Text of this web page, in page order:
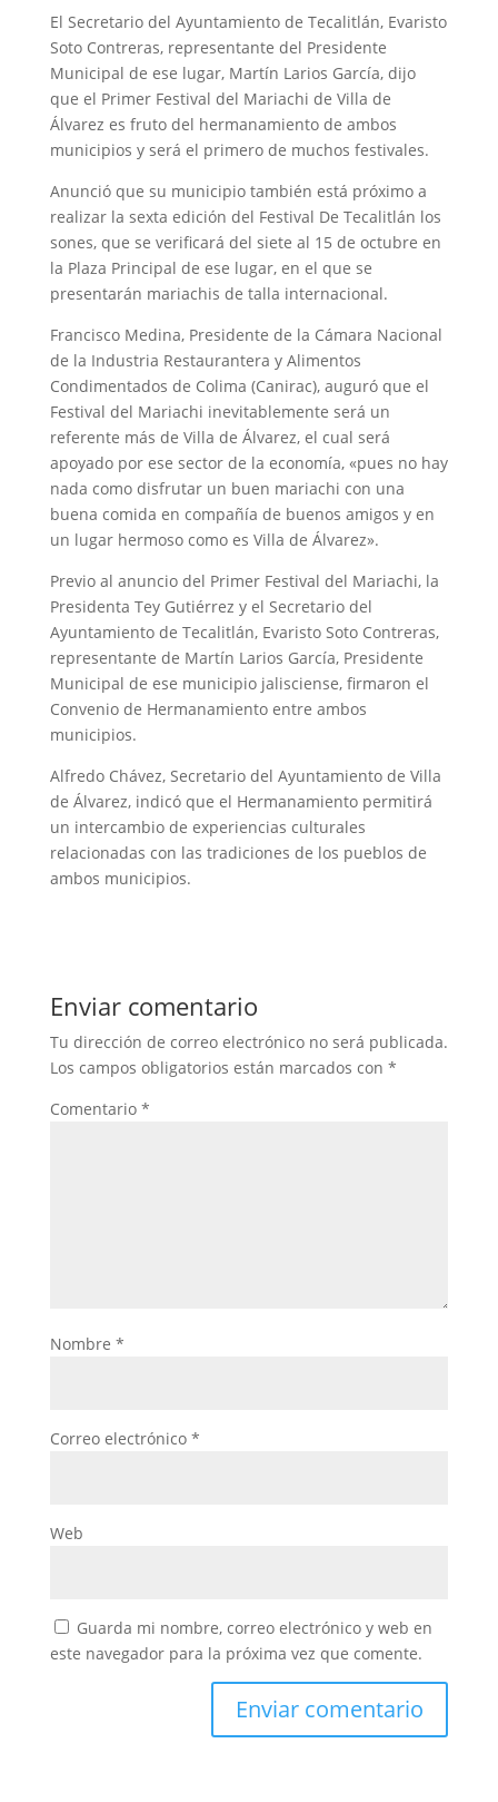
El Secretario del Ayuntamiento de Tecalitlán, Evaristo
Soto Contreras, representante del Presidente
Municipal de ese lugar, Martín Larios García, dijo
que el Primer Festival del Mariachi de Villa de
Álvarez es fruto del hermanamiento de ambos
municipios y será el primero de muchos festivales.
Anunció que su municipio también está próximo a
realizar la sexta edición del Festival De Tecalitlán los
sones, que se verificará del siete al 15 de octubre en
la Plaza Principal de ese lugar, en el que se
presentarán mariachis de talla internacional.
Francisco Medina, Presidente de la Cámara Nacional
de la Industria Restaurantera y Alimentos
Condimentados de Colima (Canirac), auguró que el
Festival del Mariachi inevitablemente será un
referente más de Villa de Álvarez, el cual será
apoyado por ese sector de la economía, «pues no hay
nada como disfrutar un buen mariachi con una
buena comida en compañía de buenos amigos y en
un lugar hermoso como es Villa de Álvarez».
Previo al anuncio del Primer Festival del Mariachi, la
Presidenta Tey Gutiérrez y el Secretario del
Ayuntamiento de Tecalitlán, Evaristo Soto Contreras,
representante de Martín Larios García, Presidente
Municipal de ese municipio jalisciense, firmaron el
Convenio de Hermanamiento entre ambos
municipios.
Alfredo Chávez, Secretario del Ayuntamiento de Villa
de Álvarez, indicó que el Hermanamiento permitirá
un intercambio de experiencias culturales
relacionadas con las tradiciones de los pueblos de
ambos municipios.
Enviar comentario
Tu dirección de correo electrónico no será publicada.
Los campos obligatorios están marcados con *
Comentario *
Nombre *
Correo electrónico *
Web
Guarda mi nombre, correo electrónico y web en
este navegador para la próxima vez que comente.